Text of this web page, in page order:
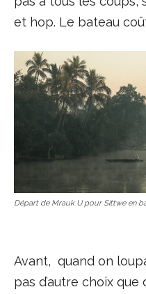
et hop. Le bateau
Départ de Mrauk U pour Sittwe en
Avant, quand on
pas d’autre choix